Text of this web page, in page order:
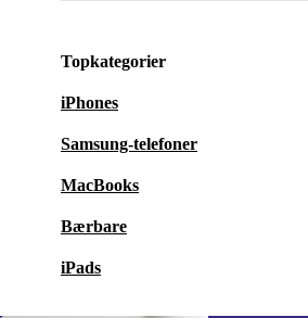
Topkategorier
iPhones
Samsung-telefoner
MacBooks
Bærbare
iPads